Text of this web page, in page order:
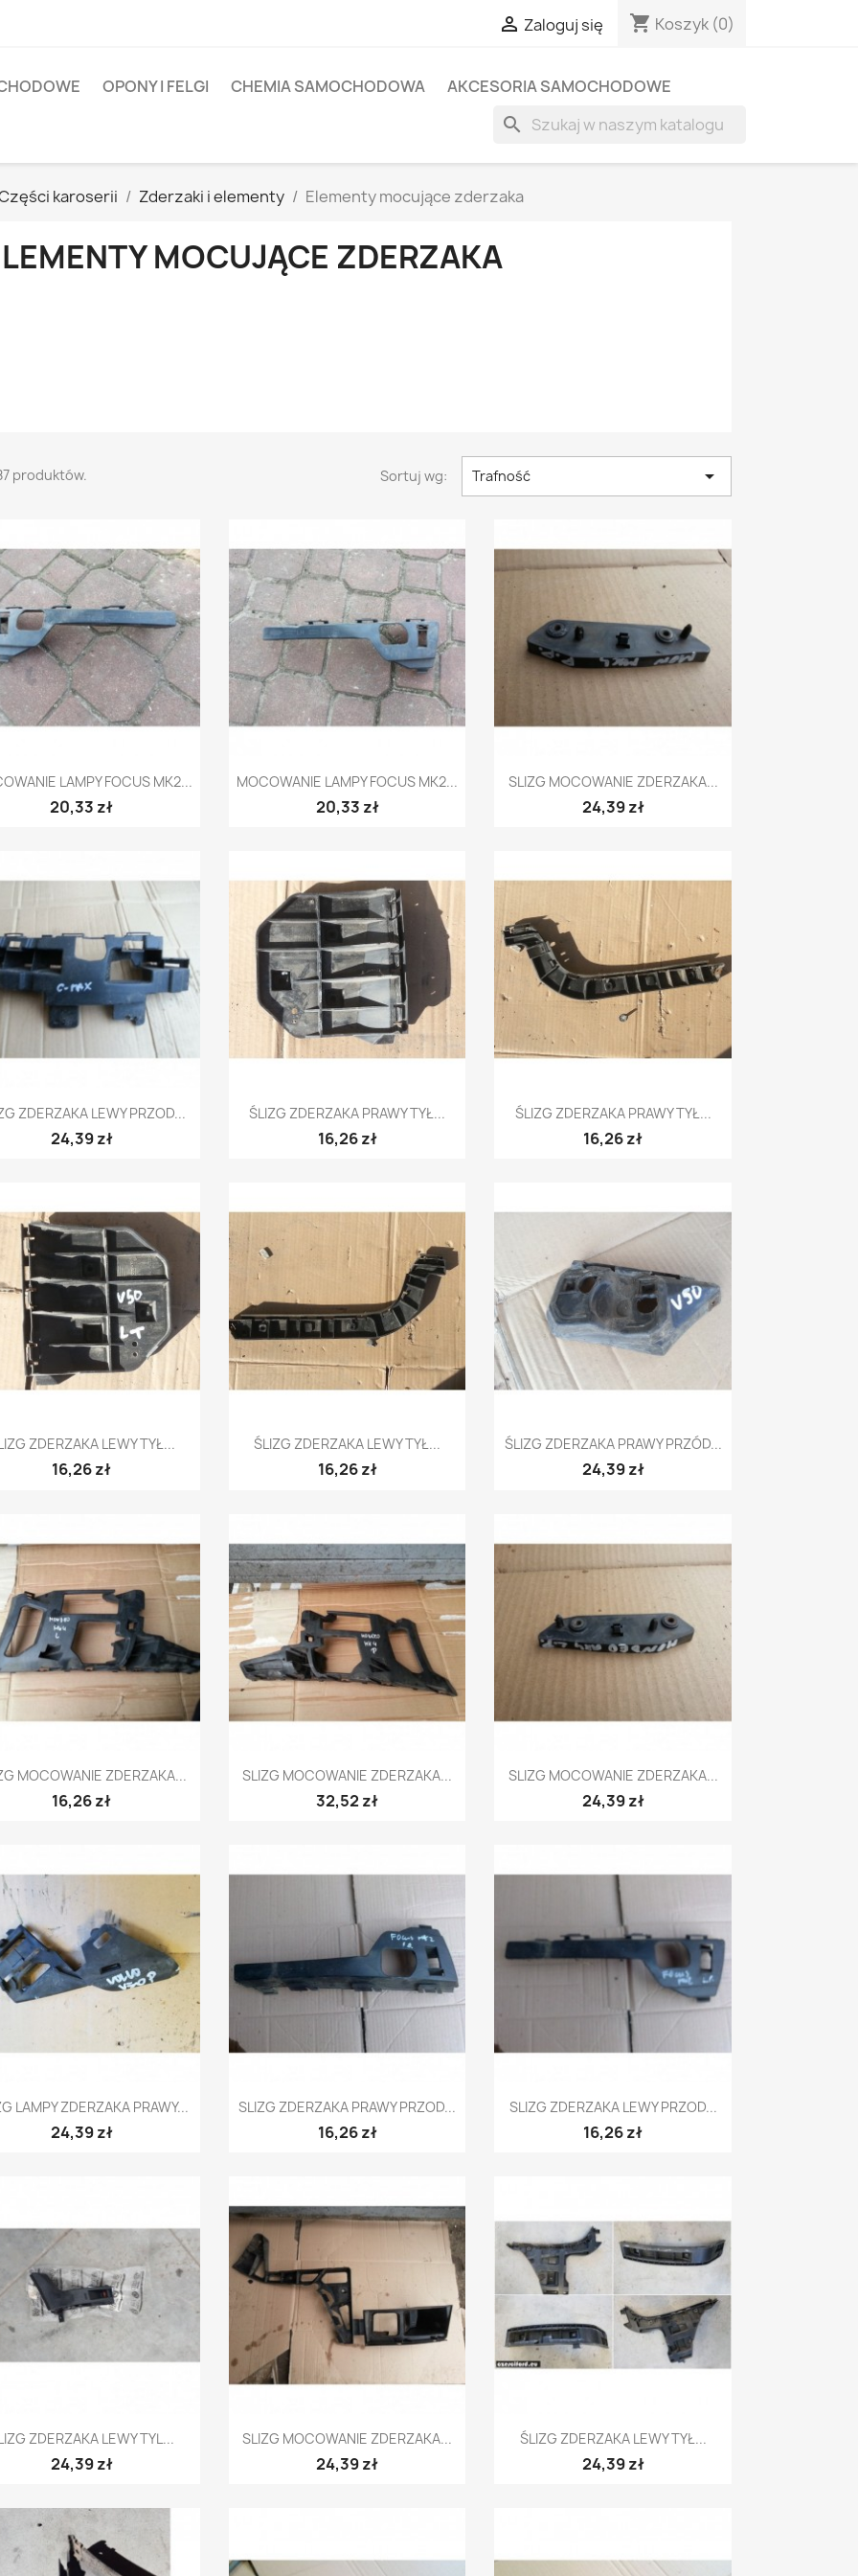
 Zaloguj się shopping_cart Koszyk (0)
OPONY I FELGI CHEMIA SAMOCHODOWA AKCESORIA SAMOCHODOWE
search
karoserii Zderzaki i elementy Elementy mocujące zderzaka
MOCUJĄCE ZDERZAKA
produktów. Sortuj wg: Trafność 
Szybki podgląd
LAMPY FOCUS MK2...
20,33 zł
Szybki podgląd
MOCOWANIE LAMPY FOCUS MK2...
20,33 zł
Szybki podgląd
SLIZG MOCOWANIE ZDERZAKA...
24,39 zł
Szybki podgląd
ZDERZAKA LEWY PRZOD...
24,39 zł
Szybki podgląd
ŚLIZG ZDERZAKA PRAWY TYŁ...
16,26 zł
Szybki podgląd
ŚLIZG ZDERZAKA PRAWY TYŁ...
16,26 zł
Szybki podgląd
ZDERZAKA LEWY TYŁ...
16,26 zł
Szybki podgląd
ŚLIZG ZDERZAKA LEWY TYŁ...
16,26 zł
Szybki podgląd
ŚLIZG ZDERZAKA PRAWY PRZÓD...
24,39 zł
Szybki podgląd
MOCOWANIE ZDERZAKA...
16,26 zł
Szybki podgląd
SLIZG MOCOWANIE ZDERZAKA...
32,52 zł
Szybki podgląd
SLIZG MOCOWANIE ZDERZAKA...
24,39 zł
Szybki podgląd
LAMPY ZDERZAKA PRAWY...
24,39 zł
Szybki podgląd
SLIZG ZDERZAKA PRAWY PRZOD...
16,26 zł
Szybki podgląd
SLIZG ZDERZAKA LEWY PRZOD...
16,26 zł
Szybki podgląd
ZDERZAKA LEWY TYL...
24,39 zł
Szybki podgląd
SLIZG MOCOWANIE ZDERZAKA...
24,39 zł
Szybki podgląd
ŚLIZG ZDERZAKA LEWY TYŁ...
24,39 zł